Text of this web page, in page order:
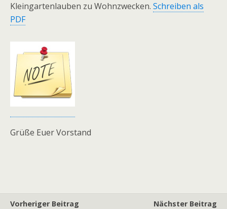
Kleingartenlauben zu Wohnzwecken. Schreiben als
PDF
Grüße Euer Vorstand
Vorheriger Beitrag
Nächster Beitrag